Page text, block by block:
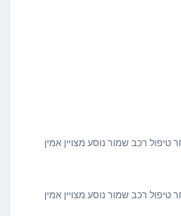
טיפול רכב שמור נוסע מצויין אמין
טיפול רכב שמור נוסע מצויין אמין